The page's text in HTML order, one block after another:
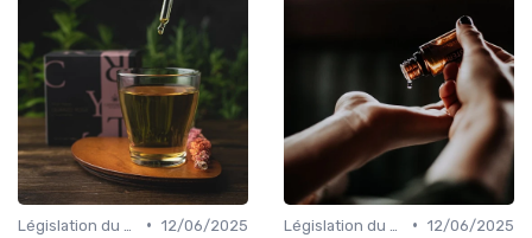
• 12/06/2025
• 12/06/2025